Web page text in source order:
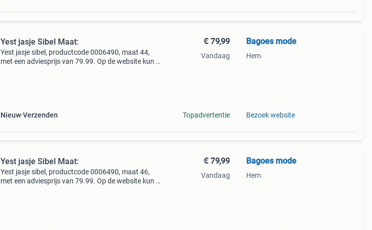
Yest jasje Sibel Maat:
Yest jasje sibel, productcode 0006490, maat 44,
met een adviesprijs van 79.99. Op de website kun je
Nieuw Verzenden
€ 79,99
Vandaag
Topadvertentie
Bagoes mode
Hem
Bezoek website
Yest jasje Sibel Maat:
Yest jasje sibel, productcode 0006490, maat 46,
met een adviesprijs van 79.99. Op de website kun je
€ 79,99
Vandaag
Bagoes mode
Hem